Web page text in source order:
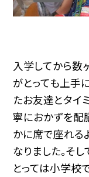
入学してから数
がとっても上手
たお友達とタイ
寧におかずを配
かに席で座れる
なりました。そ
とっては小学校